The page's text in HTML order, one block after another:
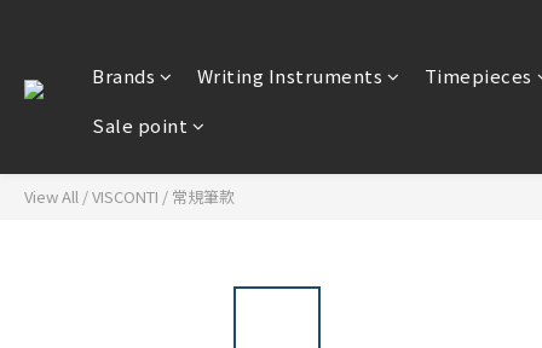
Brands Writing Instruments Timepieces
Sale point
View All /VISCONTI / 常規筆款